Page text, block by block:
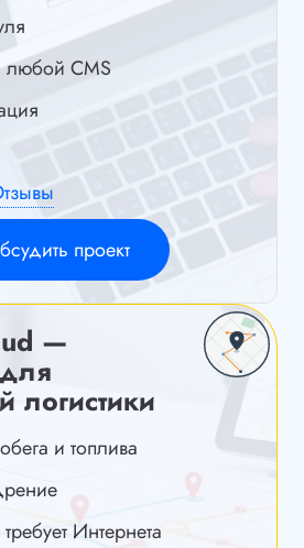
CMS
проект
—
логистики
и топлива
Интернета